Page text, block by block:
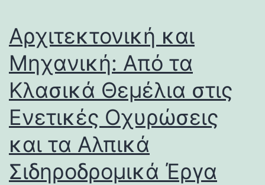
Αρχιτεκτονική και
Μηχανική: Από τα
Κλασικά Θεμέλια στις
Ενετικές Οχυρώσεις
και τα Αλπικά
Σιδηροδρομικά Έργα